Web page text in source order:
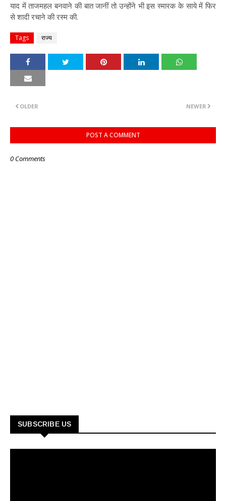
याद में ताजमहल बनवाने की बात जानीं तो उन्होंने भी इस स्मारक के साये में फिर
से शादी रचाने की रस्म की.
Tags राज्य
NEWER
OLDER
POST A COMMENT
0 Comments
SUBSCRIBE US